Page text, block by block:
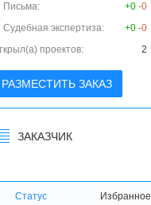
Письма:
+0 -0
Судебная экспертиза:
+0 -0
проектов:
2
РАЗМЕСТИТЬ ЗАКАЗ
ЗАКАЗЧИК
Статус Избранное